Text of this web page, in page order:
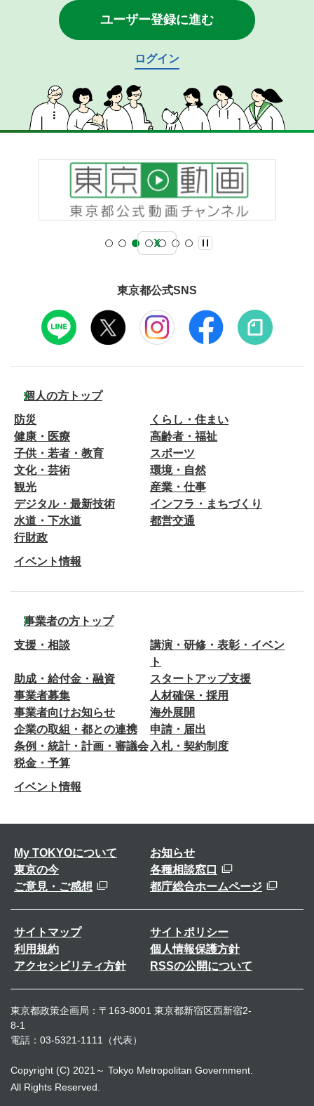
ユーザー登録に進む
ログイン
東京都公式SNS
個人の方トップ
防災
くらし・住まい
健康・医療
高齢者・福祉
子供・若者・教育
スポーツ
文化・芸術
環境・自然
観光
産業・仕事
デジタル・最新技術
インフラ・まちづくり
水道・下水道
都営交通
行財政
イベント情報
事業者の方トップ
支援・相談
講演・研修・表彰・イベン
ト
助成・給付金・融資
スタートアップ支援
事業者募集
人材確保・採用
事業者向けお知らせ
海外展開
企業の取組・都との連携
申請・届出
条例・統計・計画・審議会 入札・契約制度
税金・予算
イベント情報
My TOKYOについて
お知らせ
東京の今
各種相談窓口
ご意見・ご感想
都庁総合ホームページ
サイトマップ
サイトポリシー
利用規約
個人情報保護方針
アクセシビリティ方針
RSSの公開について
東京都政策企画局：〒163-8001 東京都新宿区西新宿2-
8-1
電話：03-5321-1111（代表）
Copyright (C) 2021～ Tokyo Metropolitan Government.
All Rights Reserved.